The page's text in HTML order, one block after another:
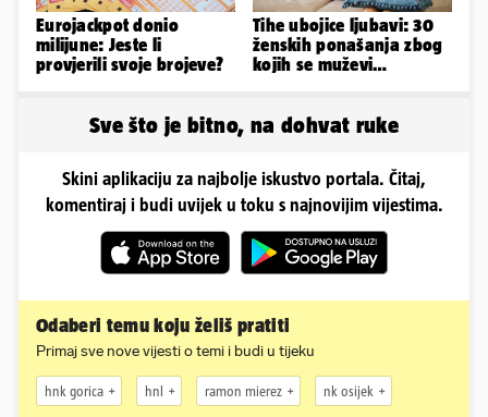
Eurojackpot donio
milijune: Jeste li
provjerili svoje brojeve?
Tihe ubojice ljubavi: 30
ženskih ponašanja zbog
kojih se muževi
Sve što je bitno, na dohvat ruke
Skini aplikaciju za najbolje iskustvo portala. Čitaj,
komentiraj i budi uvijek u toku s najnovijim vijestima.
Odaberi temu koju želiš pratiti
Primaj sve nove vijesti o temi i budi u tijeku
hnk gorica hnl ramon mierez nk osijek